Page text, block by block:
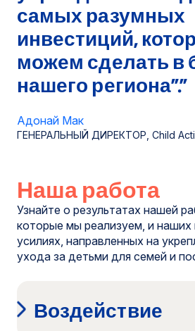
самых разумных
инвестиций,
можем сделать в
нашего региона”.”
Адонай Мак
ГЕНЕРАЛЬНЫЙ ДИРЕКТОР, Child
Наша работа
Узнайте о результатах нашей
которые мы реализуем, и наших
усилиях, направленных на
ухода за детьми для семей и
Воздействие